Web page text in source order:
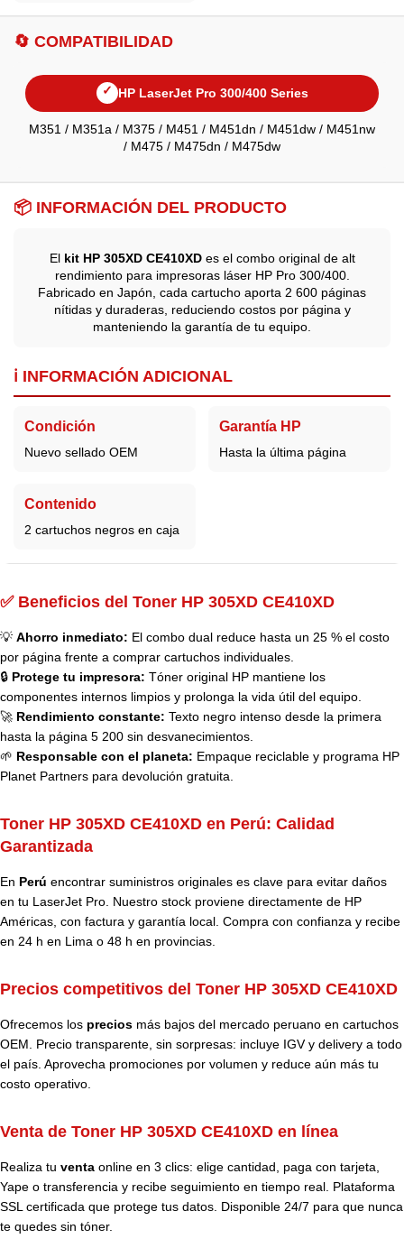
🔄 COMPATIBILIDAD
✓ HP LaserJet Pro 300/400 Series
M351 / M351a / M375 / M451 / M451dn / M451dw / M451nw
/ M475 / M475dn / M475dw
📦 INFORMACIÓN DEL PRODUCTO
El kit HP 305XD CE410XDes el combo original de alt
rendimiento para impresoras láser HP Pro 300/400.
Fabricado en Japón, cada cartucho aporta 2 600 páginas
nítidas y duraderas, reduciendo costos por página y
manteniendo la garantía de tu equipo.
ℹ️ INFORMACIÓN ADICIONAL
Condición
Nuevo sellado OEM
Garantía HP
Hasta la última página
Contenido
2 cartuchos negros en caja
✅ Beneficios del Toner HP 305XD CE410XD
💡 Ahorro inmediato: El combo dual reduce hasta un 25 % el costo
por página frente a comprar cartuchos individuales.
🔒 Protege tu impresora: Tóner original HP mantiene los
componentes internos limpios y prolonga la vida útil del equipo.
🚀 Rendimiento constante: Texto negro intenso desde la primera
hasta la página 5 200 sin desvanecimientos.
🌱 Responsable con el planeta: Empaque reciclable y programa HP
Planet Partners para devolución gratuita.
Toner HP 305XD CE410XD en Perú: Calidad
Garantizada
En Perú encontrar suministros originales es clave para evitar daños
en tu LaserJet Pro. Nuestro stock proviene directamente de HP
Américas, con factura y garantía local. Compra con confianza y recibe
en 24 h en Lima o 48 h en provincias.
Precios competitivos del Toner HP 305XD CE410XD
Ofrecemos los precios más bajos del mercado peruano en cartuchos
OEM. Precio transparente, sin sorpresas: incluye IGV y delivery a todo
el país. Aprovecha promociones por volumen y reduce aún más tu
costo operativo.
Venta de Toner HP 305XD CE410XD en línea
Realiza tu venta online en 3 clics: elige cantidad, paga con tarjeta,
Yape o transferencia y recibe seguimiento en tiempo real. Plataforma
SSL certificada que protege tus datos. Disponible 24/7 para que nunca
te quedes sin tóner.